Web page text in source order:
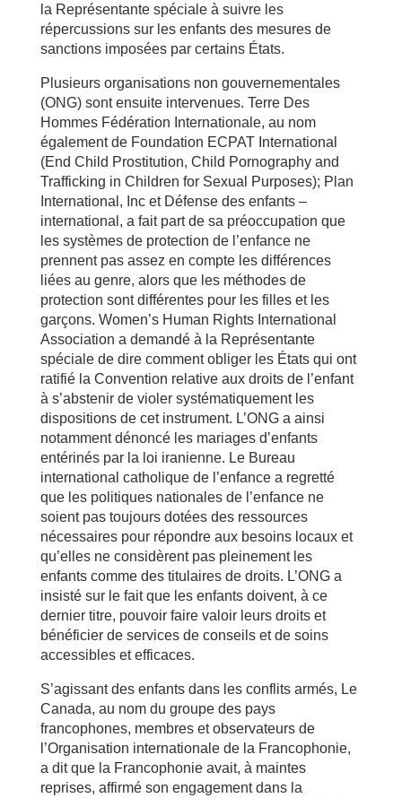
la Représentante spéciale à suivre les
répercussions sur les enfants des mesures de
sanctions imposées par certains États.
Plusieurs organisations non gouvernementales
(ONG) sont ensuite intervenues. Terre Des
Hommes Fédération Internationale, au nom
également de Foundation ECPAT International
(End Child Prostitution, Child Pornography and
Trafficking in Children for Sexual Purposes); Plan
International, Inc et Défense des enfants –
international, a fait part de sa préoccupation que
les systèmes de protection de l’enfance ne
prennent pas assez en compte les différences
liées au genre, alors que les méthodes de
protection sont différentes pour les filles et les
garçons. Women’s Human Rights International
Association a demandé à la Représentante
spéciale de dire comment obliger les États qui ont
ratifié la Convention relative aux droits de l’enfant
à s’abstenir de violer systématiquement les
dispositions de cet instrument. L’ONG a ainsi
notamment dénoncé les mariages d’enfants
entérinés par la loi iranienne. Le Bureau
international catholique de l’enfance a regretté
que les politiques nationales de l’enfance ne
soient pas toujours dotées des ressources
nécessaires pour répondre aux besoins locaux et
qu’elles ne considèrent pas pleinement les
enfants comme des titulaires de droits. L’ONG a
insisté sur le fait que les enfants doivent, à ce
dernier titre, pouvoir faire valoir leurs droits et
bénéficier de services de conseils et de soins
accessibles et efficaces.
S’agissant des enfants dans les conflits armés, Le
Canada, au nom du groupe des pays
francophones, membres et observateurs de
l’Organisation internationale de la Francophonie,
a dit que la Francophonie avait, à maintes
reprises, affirmé son engagement dans la